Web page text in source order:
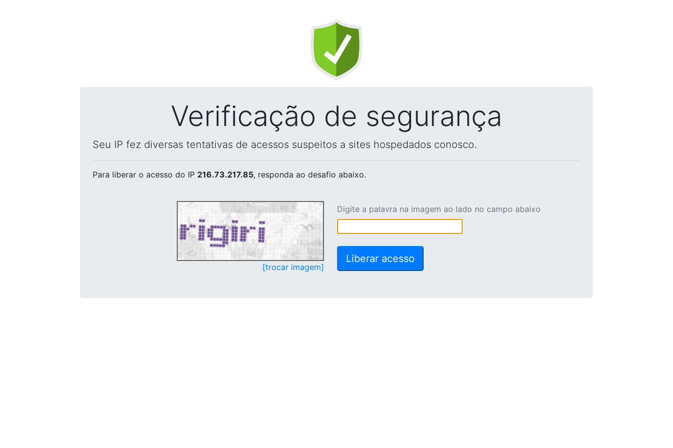
Verificação de segurança
Seu IP fez diversas tentativas de acessos suspeitos a sites hospedados conosco.
Para liberar o acesso do IP 216.73.217.85, responda ao desafio abaixo.
[trocar imagem]
Digite a palavra na imagem ao lado no campo abaixo